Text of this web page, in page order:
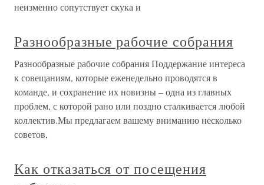
неизменно сопутствует скука и
Разнообразные рабочие собрания
Разнообразные рабочие собрания Поддержание интереса
к совещаниям, которые еженедельно проводятся в
команде, и сохранение их новизны – одна из главных
проблем, с которой рано или поздно сталкивается любой
коллектив.Мы предлагаем вашему вниманию несколько
советов,
Как отказаться от посещения